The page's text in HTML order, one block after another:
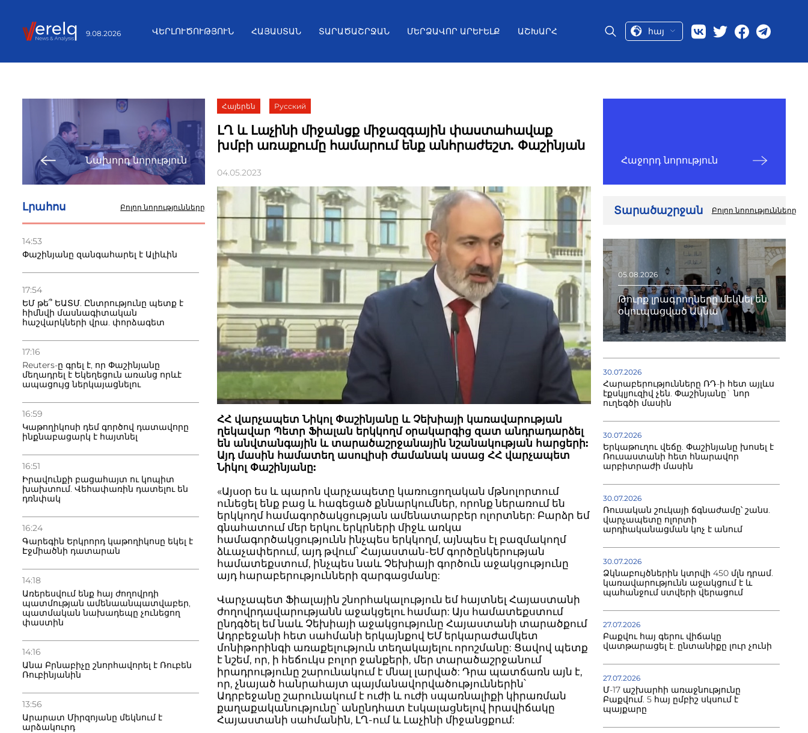
9.08.2026 ՎԵՐԼՈՒԾՈՒԹՅՈՒՆ ՀԱՅԱՍՏԱՆ ՏԱՐԱԾԱՇՐՋԱՆ ՄԵՐՁԱՎՈՐ ԱՐԵՒԵԼՔ ԱՇԽԱՐՀ հայ
Նախորդ նորություն
Լրահոս Բոլոր նորությունները
14:53
Փաշինյանը զանգահարել է Ալիևին
17:54
ԵՄ թե՞ ԵԱՏՄ. Ընտրությունը պետք է
հիմնվի մասնագիտական
հաշվարկների վրա. փորձագետ
17:16
Reuters-ը գրել է, որ Փաշինյանը
մեղադրել է Եկեղեցուն առանց որևէ
ապացույց ներկայացնելու
16:59
Կաթողիկոսի դեմ գործով դատավորը
ինքնաբացարկ է հայտնել
16:51
Իրավունքի բացահայտ ու կոպիտ
խախտում. Վեհափառին դատելու են
դռնփակ
16:24
Գարեգին Երկրորդ կաթողիկոսը եկել է
Էջմիածնի դատարան
14:18
Առերեսվում ենք հայ ժողովրդի
պատմության ամենաանպատվաբեր,
պատմական նախադեպը չունեցող
փաստին
14:16
Անա Բրնաբիչը շնորհավորել է Ռուբեն
Ռուբինյանին
13:56
Արարատ Միրզոյանը մեկնում է
արձակուրդ
Հայերեն Русский
ԼՂ և Լաչինի միջանցք միջազգային փաստահավաք
խմբի առաքումը համարում ենք անհրաժեշտ. Փաշինյան
04.05.2023
ՀՀ վարչապետ Նիկոլ Փաշինյանը և Չեխիայի կառավարության
ղեկավար Պետր Ֆիալան երկկողմ օրակարգից զատ անդրադարձել
են անվտանգային և տարածաշրջանային նշանակության հարցերի:
Այդ մասին համատեղ ասուլիսի ժամանակ ասաց ՀՀ վարչապետ
Նիկոլ Փաշինյանը:
«Այսօր ես և պարոն վարչապետը կառուցողական մթնոլորտում
ունեցել ենք բաց և հագեցած քննարկումներ, որոնք ներառում են
երկկողմ համագործակցության ամենատարբեր ոլորտներ: Բարձր եմ
գնահատում մեր երկու երկրների միջև առկա
համագործակցությունն ինչպես երկկողմ, այնպես էլ բազմակողմ
ձևաչափերում, այդ թվում՝ Հայաստան-ԵՄ գործընկերության
համատեքստում, ինչպես նաև Չեխիայի գործուն աջակցությունը
այդ հարաբերությունների զարգացմանը:
Վարչապետ Ֆիալային շնորհակալություն եմ հայտնել Հայաստանի
ժողովրդավարությանն աջակցելու համար: Այս համատեքստում
ընդգծել եմ նաև Չեխիայի աջակցությունը Հայաստանի տարածքում
Ադրբեջանի հետ սահմանի երկայնքով ԵՄ երկարաժամկետ
մոնիթորինգի առաքելություն տեղակայելու որոշմանը: Ցավով պետք
է նշեմ, որ, ի հեճուկս բոլոր ջանքերի, մեր տարածաշրջանում
իրադրությունը շարունակում է մնալ լարված: Դրա պատճառն այն է,
որ, չնայած հանրահայտ պայմանավորվածություններին՝
Ադրբեջանը շարունակում է ուժի և ուժի սպառնալիքի կիրառման
քաղաքականությունը՝ անընդհատ էսկալացնելով իրավիճակը
Հայաստանի սահմանին, ԼՂ-ում և Լաչինի միջանցքում:
Հաջորդ նորություն
Տարածաշրջան Բոլոր նորությունները
05.08.2026
Թուրք լրագրողները մեկնել են
օկուպացված Ակնա
30.07.2026
Հարաբերությունները ՌԴ-ի հետ այլևս
էքսկլյուզիվ չեն. Փաշինյանը` նոր
ուղեգծի մասին
30.07.2026
Երկաթուղու վեճը. Փաշինյանը խոսել է
Ռուսաստանի հետ հնարավոր
արբիտրաժի մասին
30.07.2026
Ռուսական շուկայի ճգնաժամը՝ շանս.
վարչապետը ոլորտի
արդիականացման կոչ է անում
30.07.2026
Ձկնաբույծներին կտրվի 450 մլն դրամ.
կառավարությունն աջակցում է և
պահանջում ստվերի վերացում
27.07.2026
Բաքվու հայ գերու վիճակը
վատթարացել է. ընտանիքը լուր չունի
27.07.2026
Մ-17 աշխարհի առաջնությունը
Բաքվում. 5 հայ ըմբիշ սկսում է
պայքարը